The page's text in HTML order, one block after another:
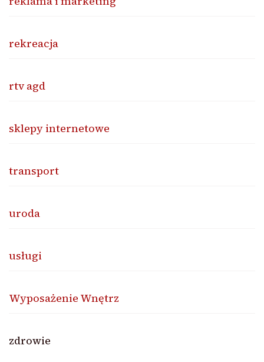
rekreacja
rtv agd
sklepy internetowe
transport
uroda
usługi
Wyposażenie Wnętrz
zdrowie